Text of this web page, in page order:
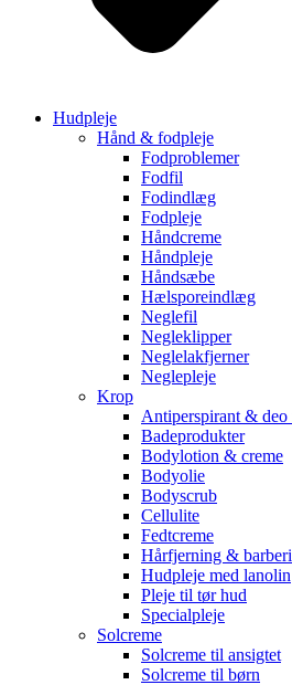
Hudpleje
Hånd & fodpleje
Fodproblemer
Fodfil
Fodindlæg
Fodpleje
Håndcreme
Håndpleje
Håndsæbe
Hælsporeindlæg
Neglefil
Negleklipper
Neglelakfjerner
Neglepleje
Krop
Antiperspirant & deo
Badeprodukter
Bodylotion & creme
Bodyolie
Bodyscrub
Cellulite
Fedtcreme
Hårfjerning &
Hudpleje med lanolin
Pleje til tør hud
Specialpleje
Solcreme
Solcreme til ansigtet
Solcreme til børn